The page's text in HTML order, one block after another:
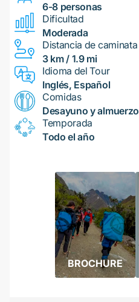
6-8 personas
Dificultad
Moderada
Distancia de caminata
3 km / 1.9 mi
Idioma del Tour
Inglés, Español
Comidas
Desayuno y almuerzo
Temporada
Todo el año
BROCHURE